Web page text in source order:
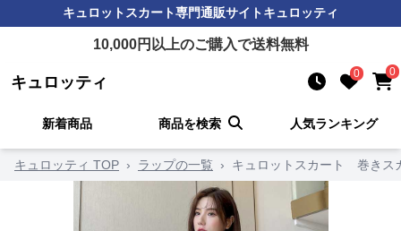
キュロットスカート専門通販サイトキュロッティ
10,000円以上のご購入で送料無料
キュロッティ 0 0
新着商品 商品を検索 人気ランキング
キュロッティ TOP › ラップの一覧 › キュロットスカート 巻きス